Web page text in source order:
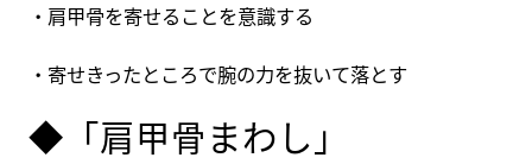
・肩甲骨を寄せることを意識する
・寄せきったところで腕の力を抜いて落とす
◆「肩甲骨まわし」